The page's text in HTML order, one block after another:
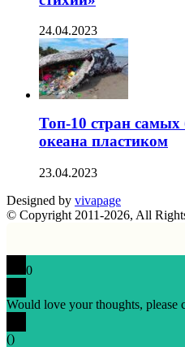
24.04.2023
Топ-10 стран самых
океана пластиком
23.04.2023
Designed by vivapage
© Copyright 2011-2026, All
0
Would love your thoughts, please
()